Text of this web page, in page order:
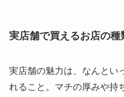
実店舗で買えるお店の種
実店舗の魅力は、なんとい
れること。マチの厚みや持